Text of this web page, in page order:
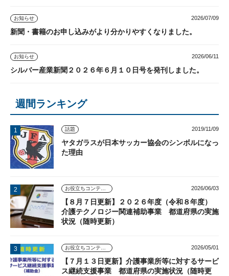
お知らせ 2026/07/09
新聞・書籍のお申し込みがより分かりやすくなりました。
お知らせ 2026/06/11
シルバー産業新聞２０２６年６月１０日号を発刊しました。
週間ランキング
話題 2019/11/09
ヤタガラスが日本サッカー協会のシンボルになっ
た理由
お役立ちコンテンツ 2026/06/03
【８月７日更新】２０２６年度（令和８年度）
介護テクノロジー関連補助事業 都道府県の実施
状況（随時更新）
お役立ちコンテンツ 2026/05/01
【７月１３日更新】介護事業所等に対するサービ
ス継続支援事業 都道府県の実施状況（随時更